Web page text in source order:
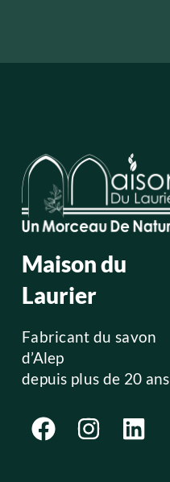
Maison du
Laurier
Fabricant du savon
d’Alep
depuis plus de 20 ans